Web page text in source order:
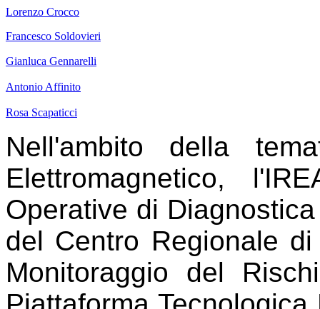
Lorenzo Crocco
Francesco Soldovieri
Gianluca Gennarelli
Antonio Affinito
Rosa Scapaticci
Nell'ambito della
Elettromagnetico,
Operative di
del Centro Regionale
Monitoraggio del